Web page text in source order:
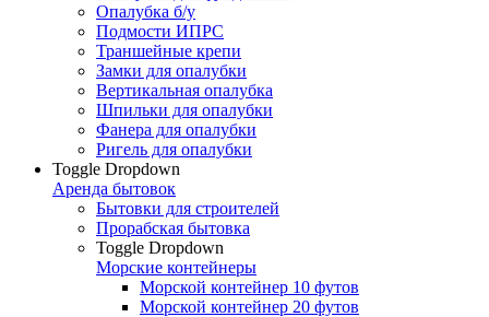
Опалубка б/у
Подмости ИПРС
Траншейные крепи
Замки для опалубки
Вертикальная опалубка
Шпильки для опалубки
Фанера для опалубки
Ригель для опалубки
Toggle Dropdown
Аренда бытовок
Бытовки для строителей
Прорабская бытовка
Toggle Dropdown
Морские контейнеры
Морской контейнер 10 футов
Морской контейнер 20 футов